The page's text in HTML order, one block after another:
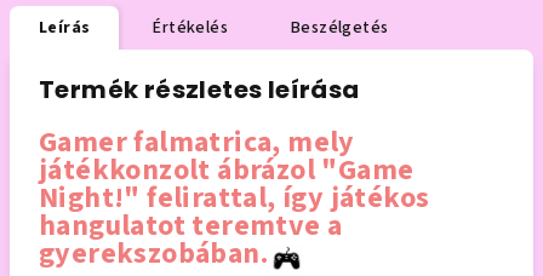
Leírás Értékelés Beszélgetés
Termék részletes leírása
Gamer falmatrica, mely
játékkonzolt ábrázol "Game
Night!" felirattal, így játékos
hangulatot teremtve a
gyerekszobában.